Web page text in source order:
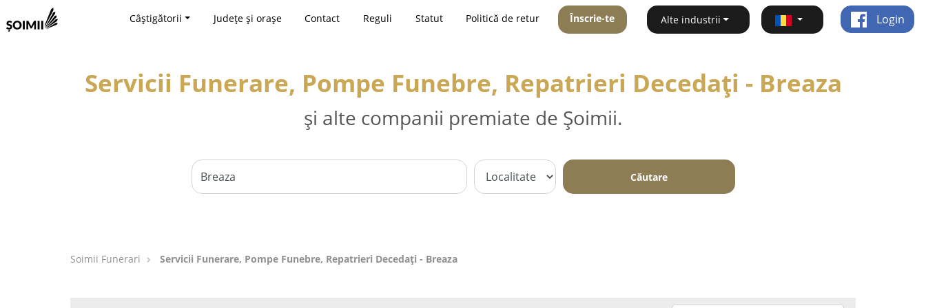
Câștigătorii Județe și orașe Contact Reguli Statut Politică de retur Înscrie-te Alte industrii Login
Servicii Funerare, Pompe Funebre, Repatrieri Decedați - Breaza
și alte companii premiate de Șoimii.
Căutare
Soimii Funerari Servicii Funerare, Pompe Funebre, Repatrieri Decedați - Breaza